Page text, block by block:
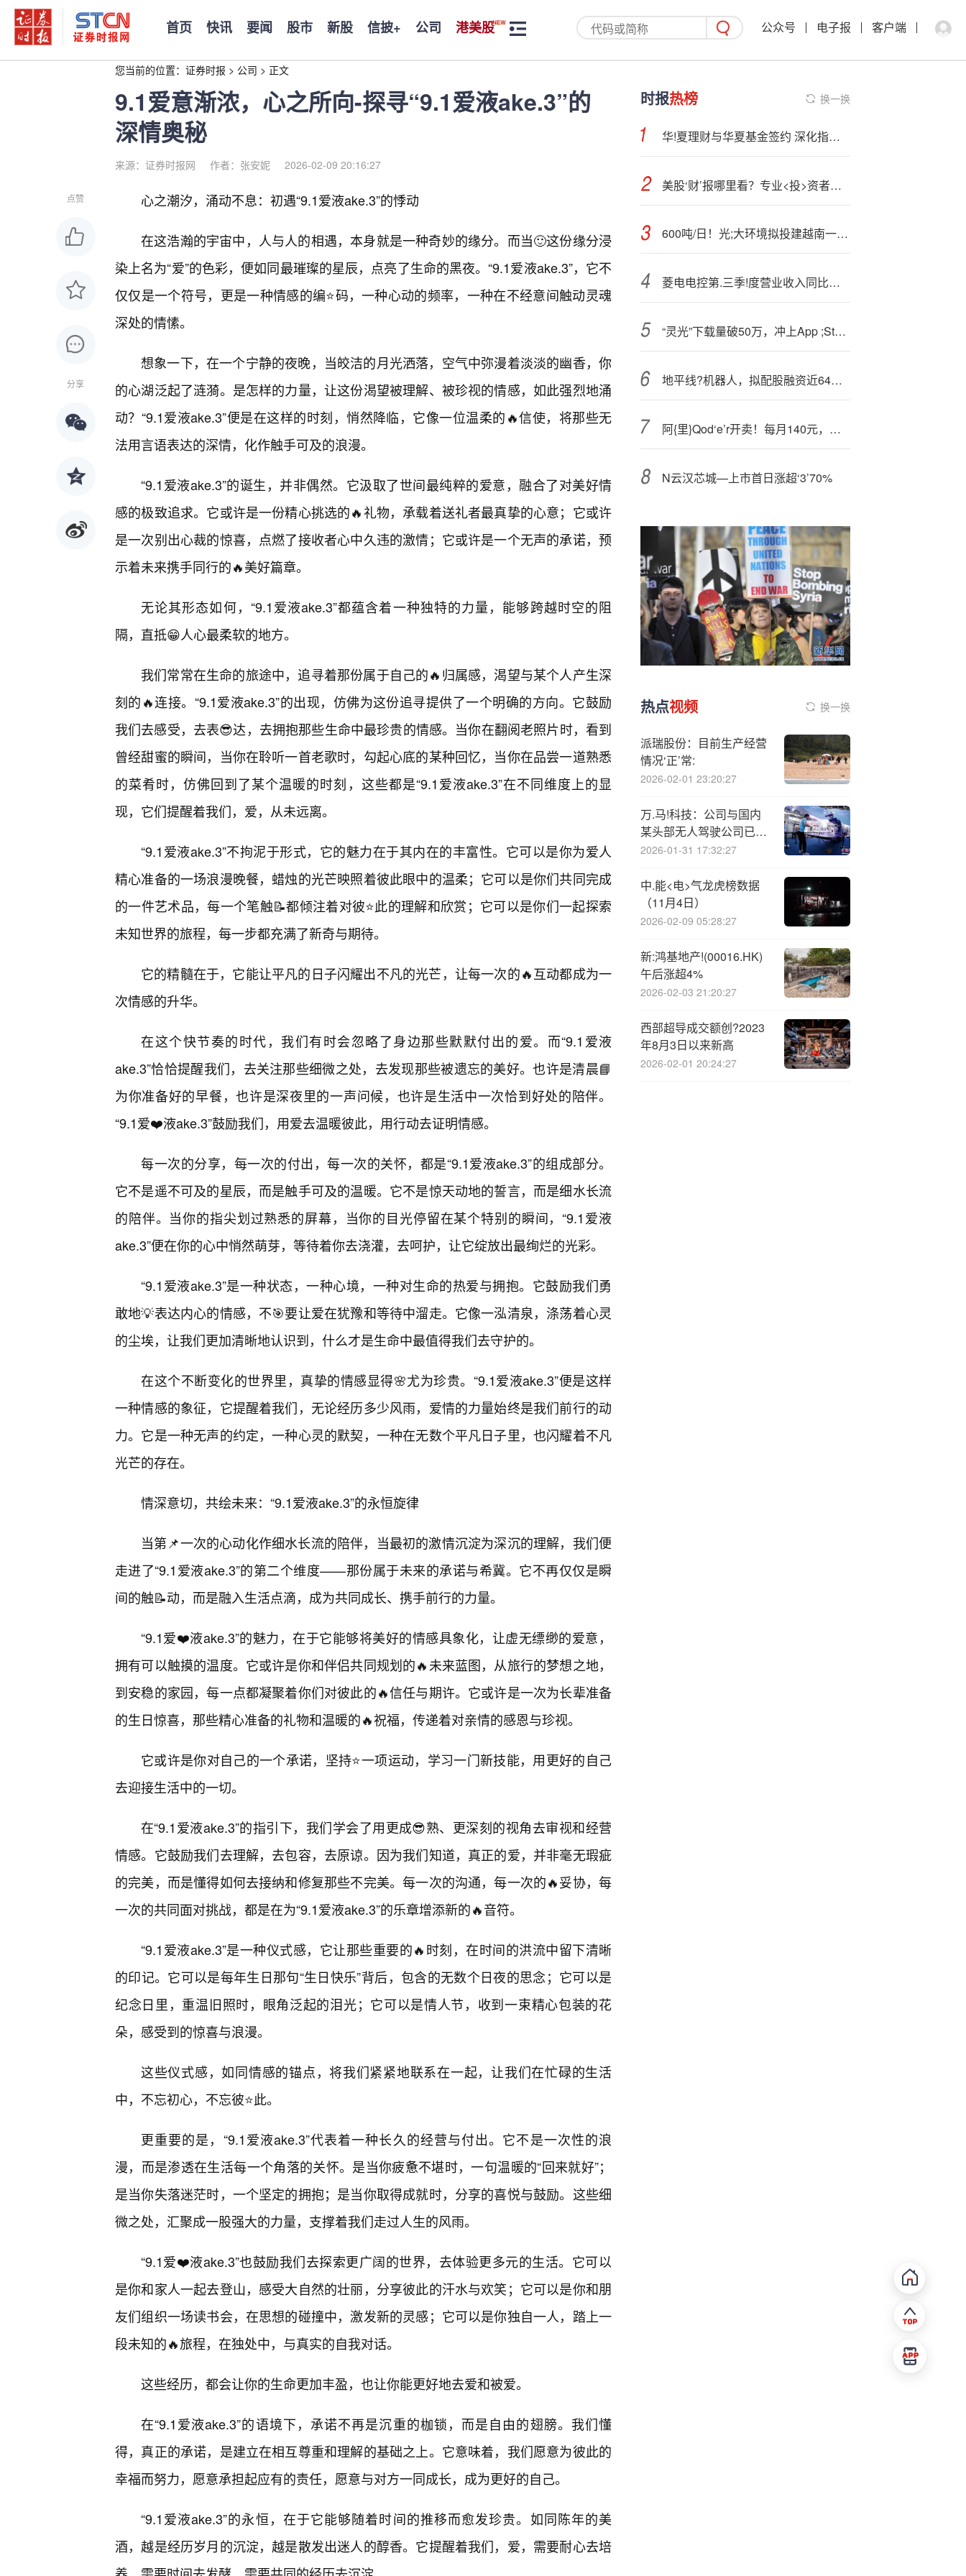
首页 快讯 要闻 股市 新股 信披+ 公司 港美股 公众号 电子报 客户端
您当前的位置： 证券时报 > 公司 > 正文
9.1爱意渐浓，心之所向-探寻“9.1爱液ake.3”的
深情奥秘
来源：证券时报网 作者：张安妮 2026-02-09 20:16:27
点赞
分享
心之潮汐，涌动不息：初遇“9.1爱液ake.3”的悸动
在这浩瀚的宇宙中，人与人的相遇，本身就是一种奇妙的缘分。而当🙂这份缘分浸
染上名为“爱”的色彩，便如同最璀璨的星辰，点亮了生命的黑夜。“9.1爱液ake.3”，它不
仅仅是一个符号，更是一种情感的编⭐码，一种心动的频率，一种在不经意间触动灵魂
深处的情愫。
想象一下，在一个宁静的夜晚，当皎洁的月光洒落，空气中弥漫着淡淡的幽香，你
的心湖泛起了涟漪。是怎样的力量，让这份渴望被理解、被珍视的情感，如此强烈地涌
动？“9.1爱液ake.3”便是在这样的时刻，悄然降临，它像一位温柔的🔥信使，将那些无
法用言语表达的深情，化作触手可及的浪漫。
“9.1爱液ake.3”的诞生，并非偶然。它汲取了世间最纯粹的爱意，融合了对美好情
感的极致追求。它或许是一份精心挑选的🔥礼物，承载着送礼者最真挚的心意；它或许
是一次别出心裁的惊喜，点燃了接收者心中久违的激情；它或许是一个无声的承诺，预
示着未来携手同行的🔥美好篇章。
无论其形态如何，“9.1爱液ake.3”都蕴含着一种独特的力量，能够跨越时空的阻
隔，直抵😁人心最柔软的地方。
我们常常在生命的旅途中，追寻着那份属于自己的🔥归属感，渴望与某个人产生深
刻的🔥连接。“9.1爱液ake.3”的出现，仿佛为这份追寻提供了一个明确的方向。它鼓励
我们去感受，去表😎达，去拥抱那些生命中最珍贵的情感。当你在翻阅老照片时，看到
曾经甜蜜的瞬间，当你在聆听一首老歌时，勾起心底的某种回忆，当你在品尝一道熟悉
的菜肴时，仿佛回到了某个温暖的时刻，这些都是“9.1爱液ake.3”在不同维度上的显
现，它们提醒着我们，爱，从未远离。
“9.1爱液ake.3”不拘泥于形式，它的魅力在于其内在的丰富性。它可以是你为爱人
精心准备的一场浪漫晚餐，蜡烛的光芒映照着彼此眼中的温柔；它可以是你们共同完成
的一件艺术品，每一个笔触📝都倾注着对彼⭐此的理解和欣赏；它可以是你们一起探索
未知世界的旅程，每一步都充满了新奇与期待。
它的精髓在于，它能让平凡的日子闪耀出不凡的光芒，让每一次的🔥互动都成为一
次情感的升华。
在这个快节奏的时代，我们有时会忽略了身边那些默默付出的爱。而“9.1爱液
ake.3”恰恰提醒我们，去关注那些细微之处，去发现那些被遗忘的美好。也许是清晨📘
为你准备好的早餐，也许是深夜里的一声问候，也许是生活中一次恰到好处的陪伴。
“9.1爱❤️液ake.3”鼓励我们，用爱去温暖彼此，用行动去证明情感。
每一次的分享，每一次的付出，每一次的关怀，都是“9.1爱液ake.3”的组成部分。
它不是遥不可及的星辰，而是触手可及的温暖。它不是惊天动地的誓言，而是细水长流
的陪伴。当你的指尖划过熟悉的屏幕，当你的目光停留在某个特别的瞬间，“9.1爱液
ake.3”便在你的心中悄然萌芽，等待着你去浇灌，去呵护，让它绽放出最绚烂的光彩。
“9.1爱液ake.3”是一种状态，一种心境，一种对生命的热爱与拥抱。它鼓励我们勇
敢地💡表达内心的情感，不🎯要让爱在犹豫和等待中溜走。它像一泓清泉，涤荡着心灵
的尘埃，让我们更加清晰地认识到，什么才是生命中最值得我们去守护的。
在这个不断变化的世界里，真挚的情感显得🌸尤为珍贵。“9.1爱液ake.3”便是这样
一种情感的象征，它提醒着我们，无论经历多少风雨，爱情的力量始终是我们前行的动
力。它是一种无声的约定，一种心灵的默契，一种在无数个平凡日子里，也闪耀着不凡
光芒的存在。
情深意切，共绘未来：“9.1爱液ake.3”的永恒旋律
当第📌一次的心动化作细水长流的陪伴，当最初的激情沉淀为深沉的理解，我们便
走进了“9.1爱液ake.3”的第二个维度——那份属于未来的承诺与希冀。它不再仅仅是瞬
间的触📝动，而是融入生活点滴，成为共同成长、携手前行的力量。
“9.1爱❤️液ake.3”的魅力，在于它能够将美好的情感具象化，让虚无缥缈的爱意，
拥有可以触摸的温度。它或许是你和伴侣共同规划的🔥未来蓝图，从旅行的梦想之地，
到安稳的家园，每一点都凝聚着你们对彼此的🔥信任与期许。它或许是一次为长辈准备
的生日惊喜，那些精心准备的礼物和温暖的🔥祝福，传递着对亲情的感恩与珍视。
它或许是你对自己的一个承诺，坚持⭐一项运动，学习一门新技能，用更好的自己
去迎接生活中的一切。
在“9.1爱液ake.3”的指引下，我们学会了用更成😎熟、更深刻的视角去审视和经营
情感。它鼓励我们去理解，去包容，去原谅。因为我们知道，真正的爱，并非毫无瑕疵
的完美，而是懂得如何去接纳和修复那些不完美。每一次的沟通，每一次的🔥妥协，每
一次的共同面对挑战，都是在为“9.1爱液ake.3”的乐章增添新的🔥音符。
“9.1爱液ake.3”是一种仪式感，它让那些重要的🔥时刻，在时间的洪流中留下清晰
的印记。它可以是每年生日那句“生日快乐”背后，包含的无数个日夜的思念；它可以是
纪念日里，重温旧照时，眼角泛起的泪光；它可以是情人节，收到一束精心包装的花
朵，感受到的惊喜与浪漫。
这些仪式感，如同情感的锚点，将我们紧紧地联系在一起，让我们在忙碌的生活
中，不忘初心，不忘彼⭐此。
更重要的是，“9.1爱液ake.3”代表着一种长久的经营与付出。它不是一次性的浪
漫，而是渗透在生活每一个角落的关怀。是当你疲惫不堪时，一句温暖的“回来就好”；
是当你失落迷茫时，一个坚定的拥抱；是当你取得成就时，分享的喜悦与鼓励。这些细
微之处，汇聚成一股强大的力量，支撑着我们走过人生的风雨。
“9.1爱❤️液ake.3”也鼓励我们去探索更广阔的世界，去体验更多元的生活。它可以
是你和家人一起去登山，感受大自然的壮丽，分享彼此的汗水与欢笑；它可以是你和朋
友们组织一场读书会，在思想的碰撞中，激发新的灵感；它可以是你独自一人，踏上一
段未知的🔥旅程，在独处中，与真实的自我对话。
这些经历，都会让你的生命更加丰盈，也让你能更好地去爱和被爱。
在“9.1爱液ake.3”的语境下，承诺不再是沉重的枷锁，而是自由的翅膀。我们懂
得，真正的承诺，是建立在相互尊重和理解的基础之上。它意味着，我们愿意为彼此的
幸福而努力，愿意承担起应有的责任，愿意与对方一同成长，成为更好的自己。
“9.1爱液ake.3”的永恒，在于它能够随着时间的推移而愈发珍贵。如同陈年的美
酒，越是经历岁月的沉淀，越是散发出迷人的醇香。它提醒着我们，爱，需要耐心去培
时报热榜 换一换
华!夏理财与华夏基金签约 深化指数业务领域合作
美股‘财’报哪里看？专业<投>资者都选新浪财经 全网最快最全！
600吨/日！光;大环境拟投建越南一垃圾发电项目
菱电电控第.三季!度营业收入同比降12.2%至2.58亿元
“灵光”下载量破50万，冲上App ;Stor—e免费工具榜第一，黄仁勋表示没有看到AI泡沫
地平线?机器人，拟配股融资近64亿，上市不到一年在香港市场累计融资逾171亿
阿{里}Qod‘e’r开卖！每月140元，性价比是Cursor的1.48倍
N云汉芯城—上市首日涨超‘3’70%
热点视频 换一换
派瑞股份：目前生产经营
情况‘正’常:
2026-02-01 23:20:27
万.马!科技：公司与国内
某头部无人驾驶公司已签
署合作协议
2026-01-31 17:32:27
中.能<电>气龙虎榜数据
（11月4日）
2026-02-09 05:28:27
新:鸿基地产!(00016.HK)
午后涨超4%
2026-02-03 21:20:27
西部超导成交额创?2023
年8月3日以来新高
2026-02-01 20:24:27